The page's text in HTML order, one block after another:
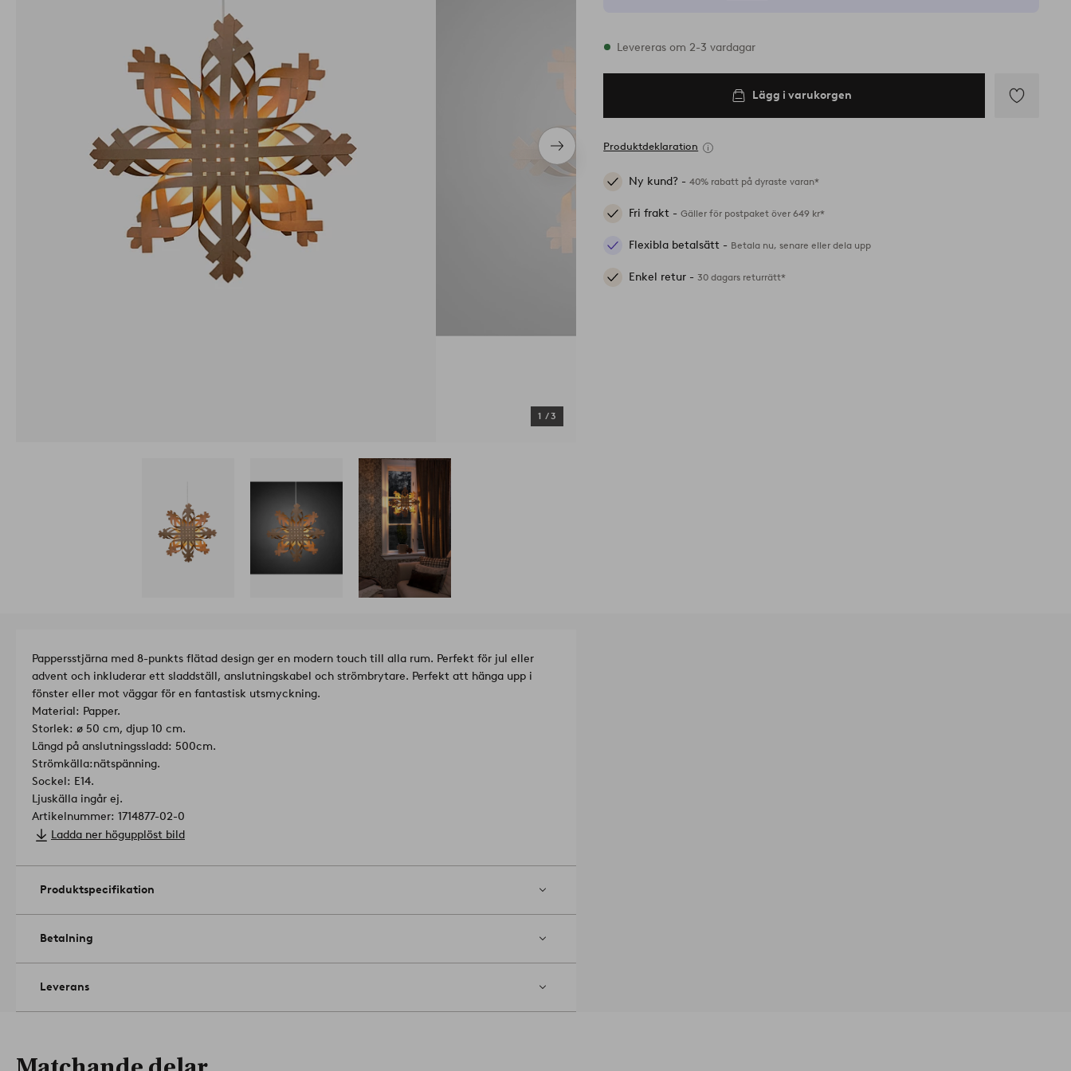
Nästa
produkt
1 /3
I lager
Levereras om 2-3 vardagar
Lägg i varukorgen
Produktdeklaration
Ny kund? -40% rabatt på dyraste varan*
Fri frakt -Gäller för postpaket över 649 kr*
Flexibla betalsätt - Betala nu, senare eller dela upp
Enkel retur -30 dagars returrätt*
Pappersstjärna med 8-punkts flätad design ger en modern touch till alla rum. Perfekt för jul eller
advent och inkluderar ett sladdställ, anslutningskabel och strömbrytare. Perfekt att hänga upp i
fönster eller mot väggar för en fantastisk utsmyckning.
Material: Papper.
Storlek: ø 50 cm, djup 10 cm.
Längd på anslutningssladd: 500cm.
Strömkälla:nätspänning.
Sockel: E14.
Ljuskälla ingår ej.
Artikelnummer: 1714877-02-0
Ladda ner högupplöst bild
Produktspecifikation
Betalning
Leverans